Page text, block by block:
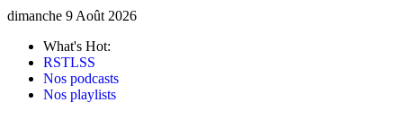
dimanche 9 Août 2026
What's Hot:
RSTLSS
Nos podcasts
Nos playlists